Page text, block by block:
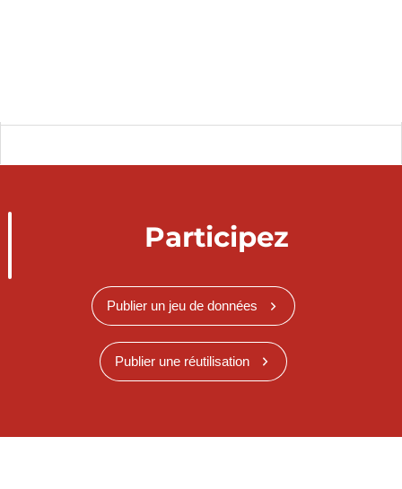
Participez
Publier un jeu de données
Publier une réutilisation